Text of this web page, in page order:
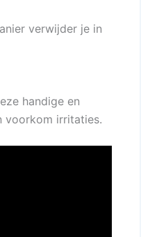
verwijder je in
handige en
voorkom irritaties.